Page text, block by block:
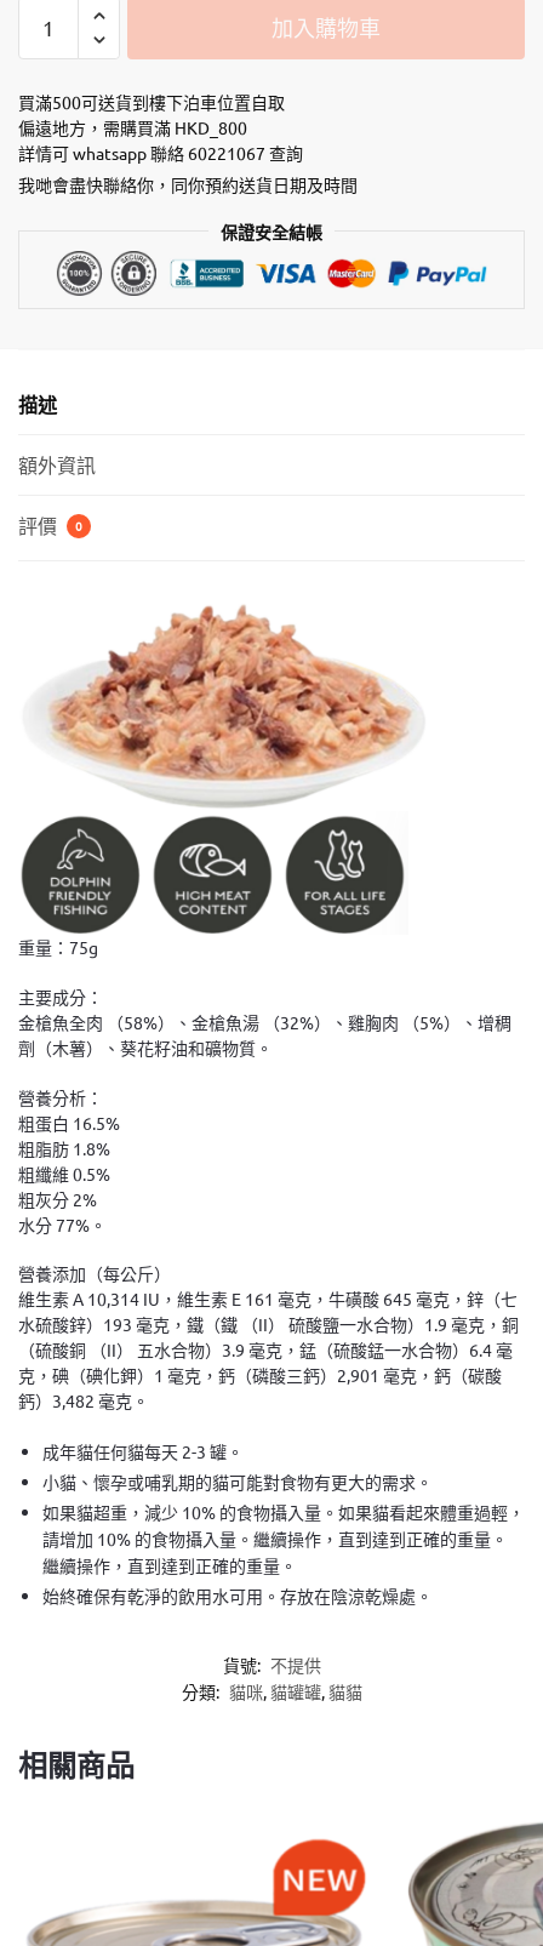
CANAGAN
魚
+新
鮮
雞
加入購物車
買滿500可送貨到樓下泊車位置自取
偏遠地方，需購買滿 HKD_800
詳情可 whatsapp 聯絡 60221067 查詢
我哋會盡快聯絡你，同你預約送貨日期及時間
保證安全結帳
描述
額外資訊
評價 0
重量：75g
主要成分：
金槍魚全肉 （58%）、金槍魚湯 （32%）、雞胸肉 （5%）、增稠
劑（木薯）、葵花籽油和礦物質。
營養分析：
粗蛋白 16.5%
粗脂肪 1.8%
粗纖維 0.5%
粗灰分 2%
水分 77%。
營養添加（每公斤）
維生素 A 10,314 IU，維生素 E 161 毫克，牛磺酸 645 毫克，鋅（七
水硫酸鋅）193 毫克，鐵（鐵 （II） 硫酸鹽一水合物）1.9 毫克，銅
（硫酸銅 （II） 五水合物）3.9 毫克，錳（硫酸錳一水合物）6.4 毫
克，碘（碘化鉀）1 毫克，鈣（磷酸三鈣）2,901 毫克，鈣（碳酸
鈣）3,482 毫克。
成年貓任何貓每天 2-3 罐。
小貓、懷孕或哺乳期的貓可能對食物有更大的需求。
如果貓超重，減少 10% 的食物攝入量。如果貓看起來體重過輕，
請增加 10% 的食物攝入量。繼續操作，直到達到正確的重量。
繼續操作，直到達到正確的重量。
始終確保有乾淨的飲用水可用。存放在陰涼乾燥處。
貨號: 不提供
分類: 貓咪, 貓罐罐, 貓貓
相關商品